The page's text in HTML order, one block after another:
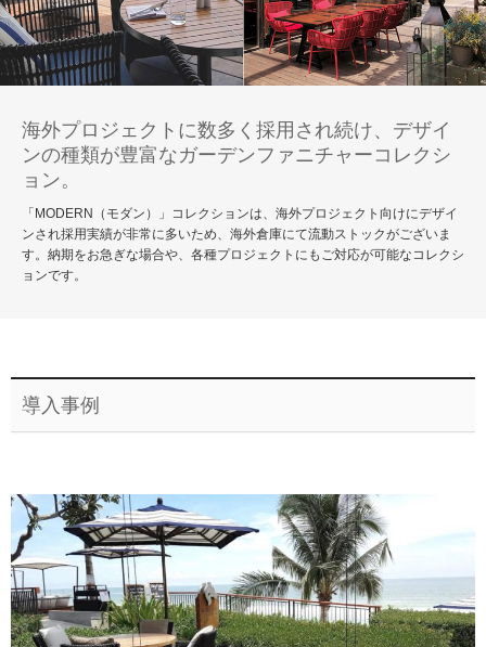
海外プロジェクトに数多く採用され続け、デザイ
ンの種類が豊富なガーデンファニチャーコレクシ
ョン。
「MODERN（モダン）」コレクションは、海外プロジェクト向けにデザイ
ンされ採用実績が非常に多いため、海外倉庫にて流動ストックがございま
す。納期をお急ぎな場合や、各種プロジェクトにもご対応が可能なコレクシ
ョンです。
導入事例